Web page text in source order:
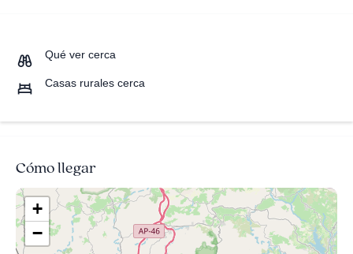
Qué ver cerca
Casas rurales cerca
Cómo llegar
+
−